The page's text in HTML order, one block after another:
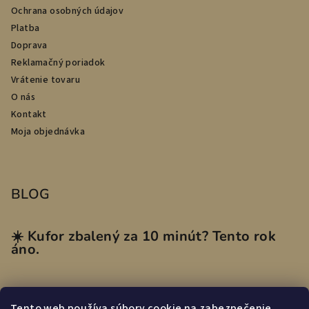
Ochrana osobných údajov
Platba
Doprava
Reklamačný poriadok
Vrátenie tovaru
O nás
Kontakt
Moja objednávka
BLOG
☀️ Kufor zbalený za 10 minút? Tento rok
áno.